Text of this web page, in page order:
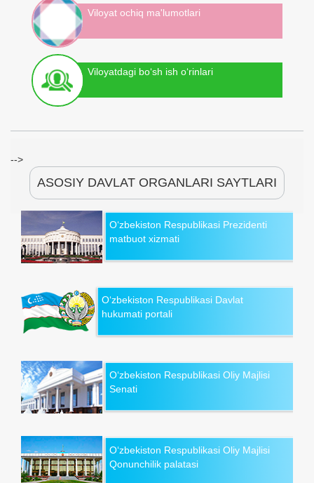
Viloyat ochiq ma'lumotlari
Viloyatdagi bo‘sh ish o‘rinlari
-->
ASOSIY DAVLAT ORGANLARI SAYTLARI
O‘zbekiston Respublikasi Prezidenti
matbuot xizmati
O‘zbekiston Respublikasi Davlat
hukumati portali
O‘zbekiston Respublikasi Oliy Majlisi
Senati
O‘zbekiston Respublikasi Oliy Majlisi
Qonunchilik palatasi